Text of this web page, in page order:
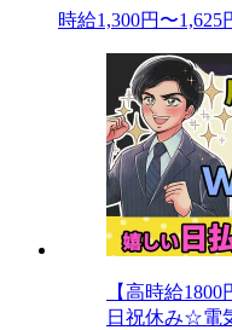
時給1,300円〜1,625
【高時給
日祝休み☆電